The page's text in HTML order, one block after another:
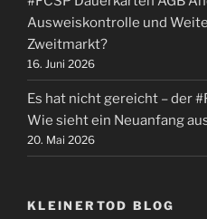
Ausweiskontrolle und
Zweitmarkt?
16. Juni 2026
Es hat nicht gereicht – der
Wie sieht ein Neuanfang
20. Mai 2026
KLEINERTOD BLOG